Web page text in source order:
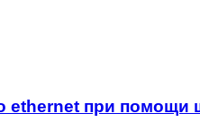
ethernet при помощи